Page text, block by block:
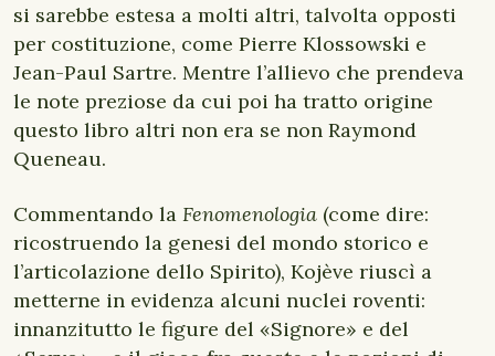
si sarebbe estesa a molti altri, talvolta opposti
per costituzione, come Pierre Klossowski e
Jean-Paul Sartre. Mentre l’allievo che prendeva
le note preziose da cui poi ha tratto origine
questo libro altri non era se non Raymond
Queneau.
Commentando la Fenomenologia (come dire:
ricostruendo la genesi del mondo storico e
l’articolazione dello Spirito), Kojève riuscì a
metterne in evidenza alcuni nuclei roventi:
innanzitutto le figure del «Signore» e del